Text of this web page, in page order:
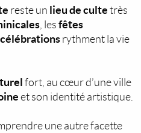
reste un lieu de culte très
, les fêtes
célébrations rythment la vie
fort, au cœur d’une ville
et son identité artistique.
une autre facette